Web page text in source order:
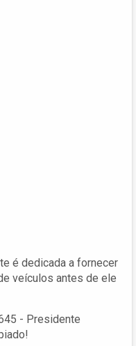
é dedicada a fornecer
veículos antes de ele
- Presidente